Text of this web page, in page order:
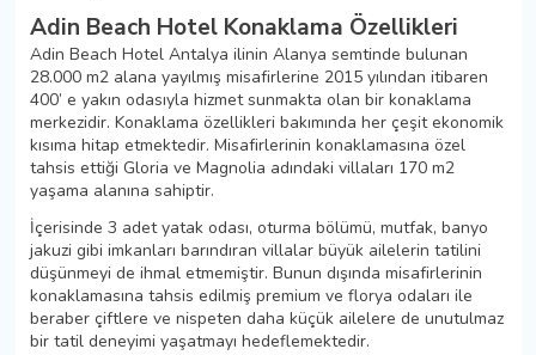
Adin Beach Hotel Konaklama Özellikleri
Adin Beach Hotel Antalya ilinin Alanya semtinde bulunan
28.000 m2 alana yayılmış misafirlerine 2015 yılından itibaren
400’ e yakın odasıyla hizmet sunmakta olan bir konaklama
merkezidir. Konaklama özellikleri bakımında her çeşit ekonomik
kısıma hitap etmektedir. Misafirlerinin konaklamasına özel
tahsis ettiği Gloria ve Magnolia adındaki villaları 170 m2
yaşama alanına sahiptir.
İçerisinde 3 adet yatak odası, oturma bölümü, mutfak, banyo
jakuzi gibi imkanları barındıran villalar büyük ailelerin tatilini
düşünmeyi de ihmal etmemiştir. Bunun dışında misafirlerinin
konaklamasına tahsis edilmiş premium ve florya odaları ile
beraber çiftlere ve nispeten daha küçük ailelere de unutulmaz
bir tatil deneyimi yaşatmayı hedeflemektedir.